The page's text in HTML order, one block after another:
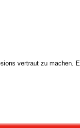
vertraut zu machen.